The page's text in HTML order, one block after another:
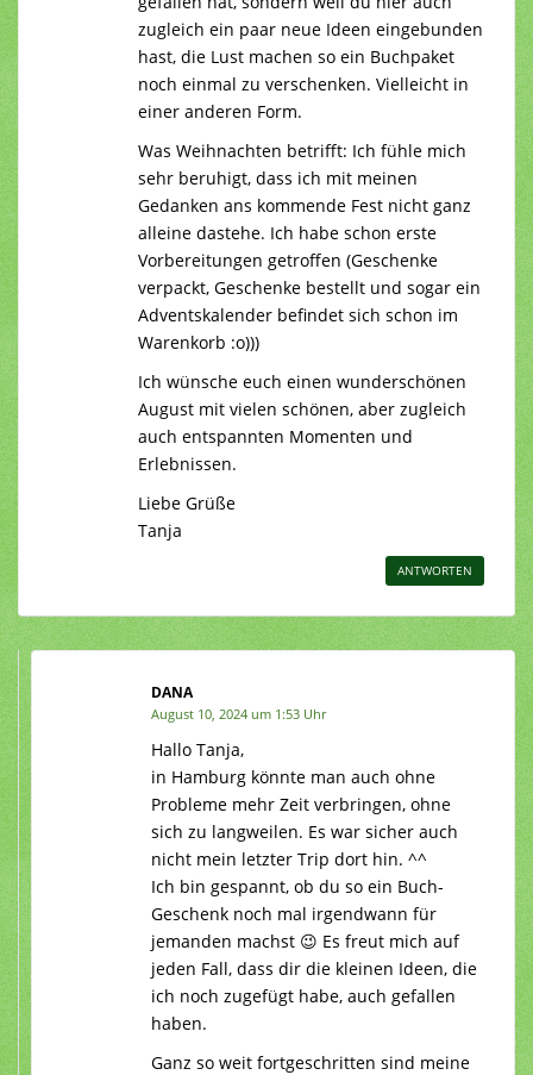
zugleich ein paar neue Ideen eingebunden
hast, die Lust machen so ein Buchpaket
noch einmal zu verschenken. Vielleicht in
einer anderen Form.
Was Weihnachten betrifft: Ich fühle mich
sehr beruhigt, dass ich mit meinen
Gedanken ans kommende Fest nicht ganz
alleine dastehe. Ich habe schon erste
Vorbereitungen getroffen (Geschenke
verpackt, Geschenke bestellt und sogar ein
Adventskalender befindet sich schon im
Warenkorb :o)))
Ich wünsche euch einen wunderschönen
August mit vielen schönen, aber zugleich
auch entspannten Momenten und
Erlebnissen.
Liebe Grüße
Tanja
ANTWORTEN
DANA
August 10, 2024 um 1:53 Uhr
Hallo Tanja,
in Hamburg könnte man auch ohne
Probleme mehr Zeit verbringen, ohne
sich zu langweilen. Es war sicher auch
nicht mein letzter Trip dort hin. ^^
Ich bin gespannt, ob du so ein Buch-
Geschenk noch mal irgendwann für
jemanden machst 😉 Es freut mich auf
jeden Fall, dass dir die kleinen Ideen, die
ich noch zugefügt habe, auch gefallen
haben.
Ganz so weit fortgeschritten sind meine